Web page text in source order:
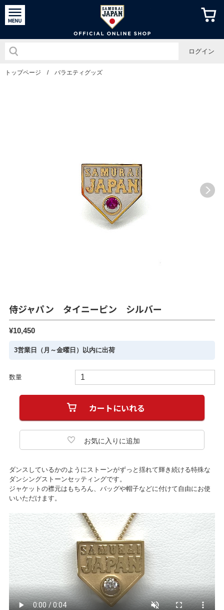
侍ジャパ
ログイン
トップページ / バラエティグッズ
侍ジャパン タイニーピン シルバー
¥10,450
3営業日（月～金曜日）以内に出荷
数量
ダンスしているかのようにストーンがずっと揺れて輝き続ける特殊な
ダンシングストーンセッティングです。
ジャケットの襟元はもちろん、バッグや帽子などに付けて自由にお使
いいただけます。